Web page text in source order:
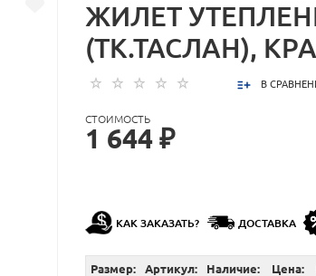
ЖИЛЕТ
(ТК.ТАСЛАН),
В
СТОИМОСТЬ
1 644 ₽
КАК ЗАКАЗАТЬ? ДОСТАВКА
Размер: Артикул: Наличие: Цена: